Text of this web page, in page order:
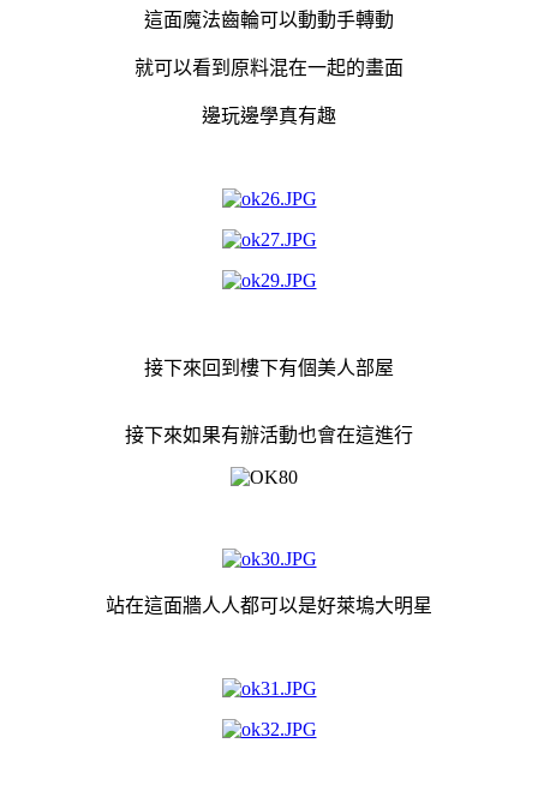
這面魔法齒輪可以動動手轉動
就可以看到原料混在一起的畫面
邊玩邊學真有趣
接下來回到樓下有個美人部屋
接下來如果有辦活動也會在這進行
站在這面牆人人都可以是好萊塢大明星